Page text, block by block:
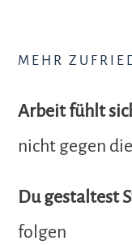
MEHR
Arbeit fühlt
nicht gegen
Du gestaltest
folgen